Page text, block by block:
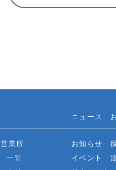
営業所
一覧
ニュース
お知らせ
イベント